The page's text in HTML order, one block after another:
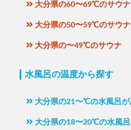
大分県の60〜69℃のサウナ
大分県の50〜59℃のサウナ
大分県の〜49℃のサウナ
水風呂の温度から探す
大分県の21〜℃の水風呂が
大分県の18〜20℃の水風